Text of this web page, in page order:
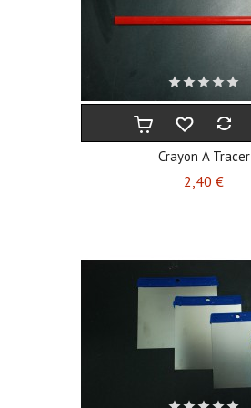
Crayon A Tracer
2,40 €Prix